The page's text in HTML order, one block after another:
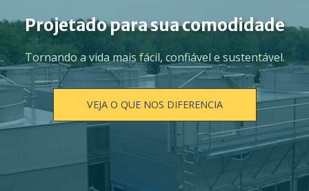
Projetado para sua comodidade
Tornando a vida mais fácil, confiável e sustentável.
VEJA O QUE NOS DIFERENCIA